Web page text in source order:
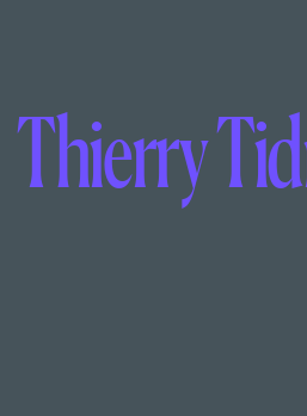
Thierry